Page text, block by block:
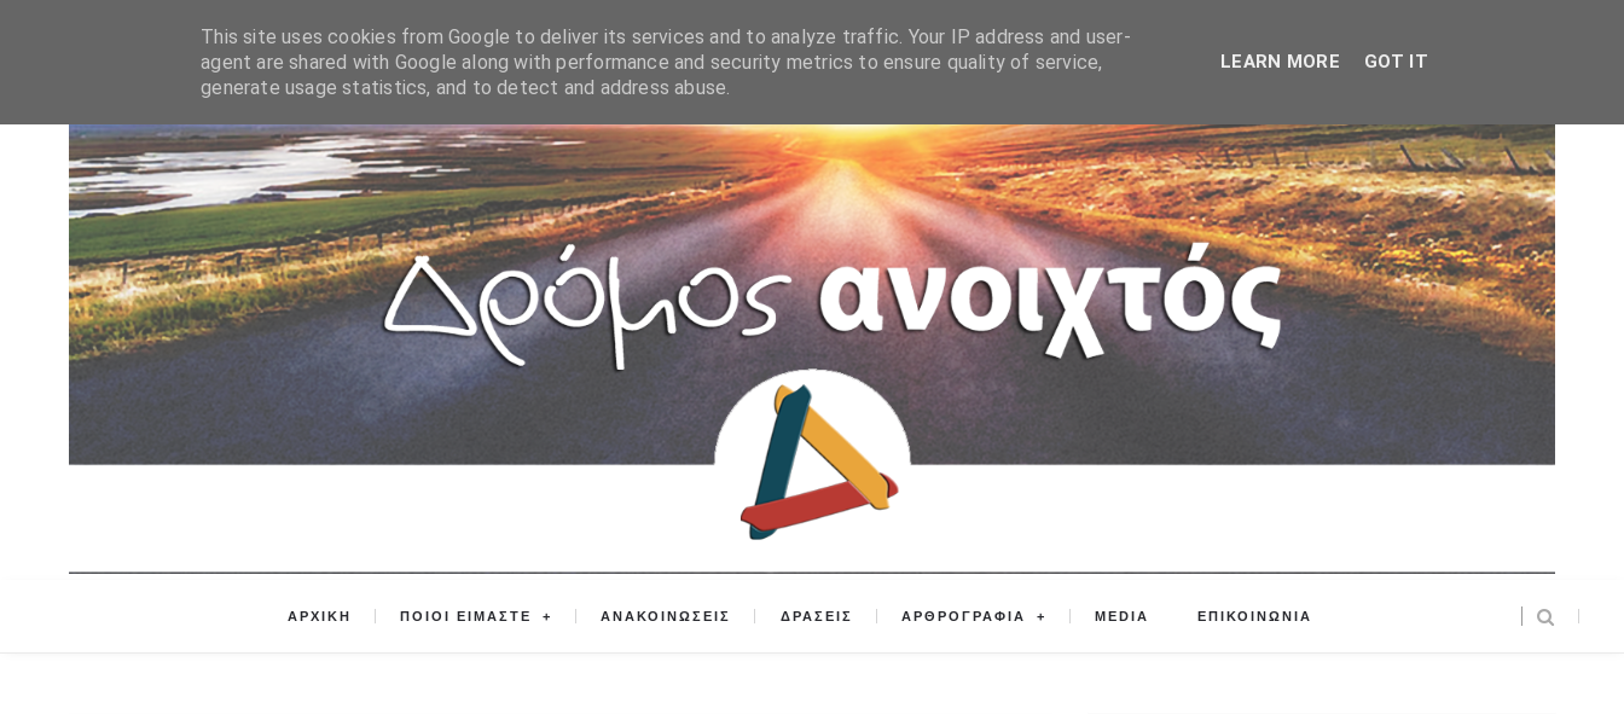
ΑΡΧΙΚΗ ΠΟΙΟΙ ΕΙΜΑΣΤΕ ΑΝΑΚΟΙΝΩΣΕΙΣ ΔΡΑΣΕΙΣ ΑΡΘΡΟΓΡΑΦΙΑ MEDIA ΕΠΙΚΟΙΝΩΝΙΑ
This site uses cookies from Google to deliver its services and to analyze traffic. Your IP address and user-
agent are shared with Google along with performance and security metrics to ensure quality of service,
generate usage statistics, and to detect and address abuse.
LEARN MORE GOT IT